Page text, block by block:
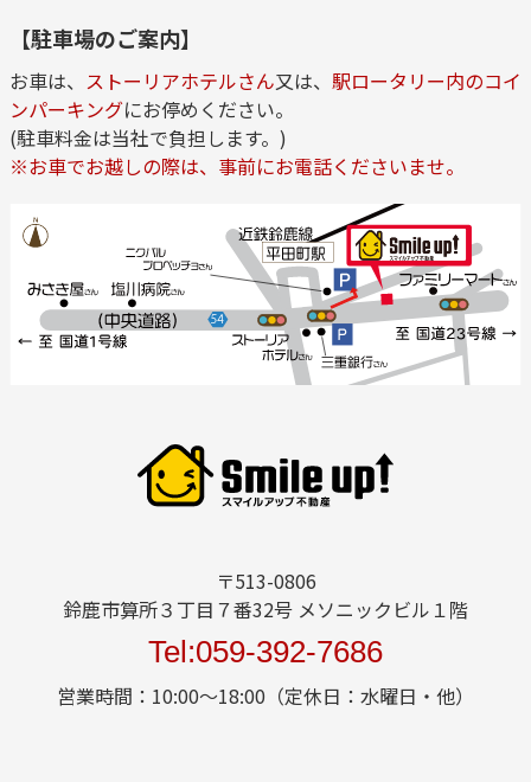
【駐車場のご案内】
お車は、 ストーリアホテルさん又は、 駅ロータリー内のコイ
ンパーキングにお停めください。
(駐車料金は当社で負担します。)
※お車でお越しの際は、事前にお電話くださいませ。
〒513-0806
鈴鹿市算所３丁目７番32号 メソニックビル１階
Tel:059-392-7686
営業時間：10:00～18:00（定休日：水曜日・他）